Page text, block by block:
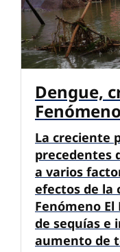
Dengue,
La creciente
precedentes
a varios
efectos de la
Fenómeno
de sequías e
aumento de